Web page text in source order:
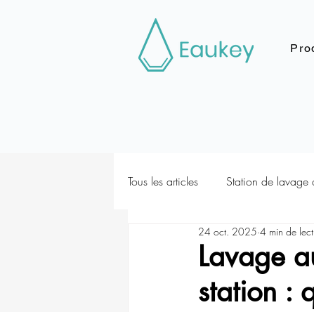
Tous les articles Station de lavage
Lavage
station :
24 oct. 2025 4 min de